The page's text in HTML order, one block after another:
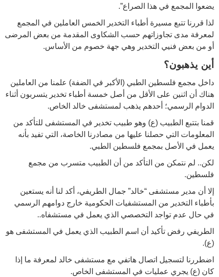
يضعوا المجمع في هذا الصراع”.
لذا قررنا تتبع مسيرة أطباء التخدير الخمس العاملين في المجمع
لمعرفة مدى تجاوزاتهم حسب الشكاوى المقدمة من بعض المرضى
أو من بعض فنيي التخدير وهي جهة خصوم من الأساس.
أين يذهبون؟
داخل مجمع فلسطين الطبي (الأكبر في الضفة) علمنا من العاملين
هناك أن اثنين على الأقل من أصل خمسة أطباء تخدير يتسربون أثناء
الدوام الرسمي؛ أحدهم يذهب لمستشفى خالد الخاص.
قمنا بتتبع الطبيب (ع) وهو طبيب تخدير في المستشفى للتأكد من
المعلومات التي حصلنا عليها من مصادرنا الخاصة، التي تفيد بأنه
يعمل في الأصل بمجمع فلسطين الطبي.
لكن.. لم نتمكن من التأكد من أن الطبيب متسرب من مجمع
فلسطين.
إلا أن مدير مستشفى “خالد” جمال الطريفي، أكد لنا أنه يستعين
بأطباء التخدير من المستشفيات الحكومية خارج دوامهم الرسمي
في حال عدم تواجد التخصصي الذي يعمل في مستشفاه..
الطريفي رفض تأكيد أن اسم الطبيب الذي يعمل في المستشفى هو
(ع).
اضطررنا لتسجيل اتصال هاتفي مع مستشفى خالد لمعرفة ما إذا
كان (ع) يجري عمليات في المستشفى الخاص.